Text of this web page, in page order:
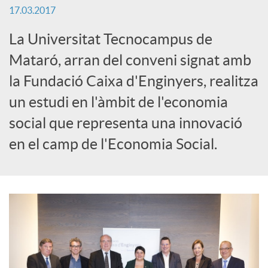
S
o
c
i
s
17.03.2017
La Universitat Tecnocampus de
Mataró, arran del conveni signat amb
la Fundació Caixa d'Enginyers, realitza
un estudi en l'àmbit de l'economia
social que representa una innovació
en el camp de l'Economia Social.